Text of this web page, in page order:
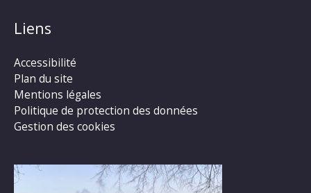
Liens
Accessibilité
Plan du site
Mentions légales
Politique de protection des données
Gestion des cookies